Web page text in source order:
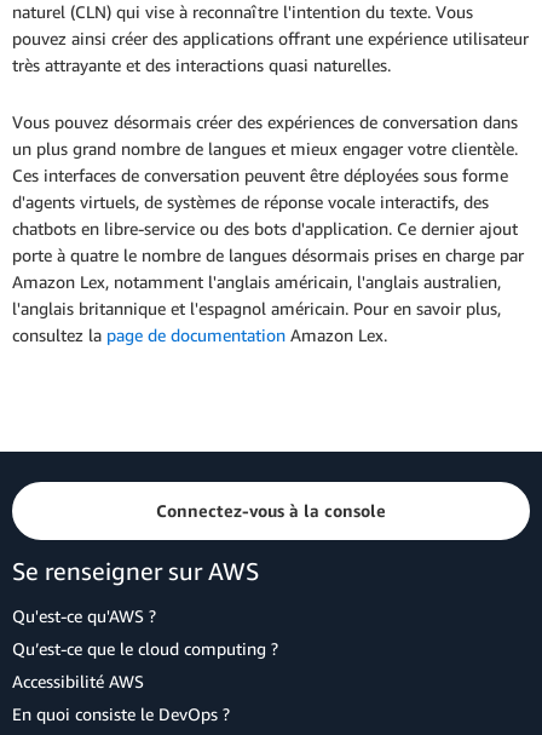
naturel (CLN) qui vise à reconnaître l'intention du texte. Vous
pouvez ainsi créer des applications offrant une expérience utilisateur
très attrayante et des interactions quasi naturelles.
Vous pouvez désormais créer des expériences de conversation dans
un plus grand nombre de langues et mieux engager votre clientèle.
Ces interfaces de conversation peuvent être déployées sous forme
d'agents virtuels, de systèmes de réponse vocale interactifs, des
chatbots en libre-service ou des bots d'application. Ce dernier ajout
porte à quatre le nombre de langues désormais prises en charge par
Amazon Lex, notamment l'anglais américain, l'anglais australien,
l'anglais britannique et l'espagnol américain. Pour en savoir plus,
consultez la page de documentation Amazon Lex.
Connectez-vous à la console
Se renseigner sur AWS
Qu'est-ce qu'AWS ?
Qu’est-ce que le cloud computing ?
Accessibilité AWS
En quoi consiste le DevOps ?